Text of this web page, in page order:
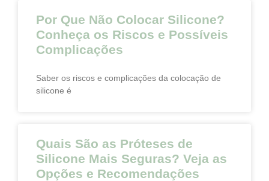
Por Que Não Colocar Silicone?
Conheça os Riscos e Possíveis
Complicações
Saber os riscos e complicações da colocação de
silicone é
Quais São as Próteses de
Silicone Mais Seguras? Veja as
Opções e Recomendações